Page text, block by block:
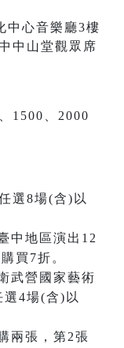
中心音樂廳3樓
中山堂觀眾席
1500、2000
選8場(含)以
中地區演出12
買7折。
武營國家藝術
4場(含)以
兩張，第2張